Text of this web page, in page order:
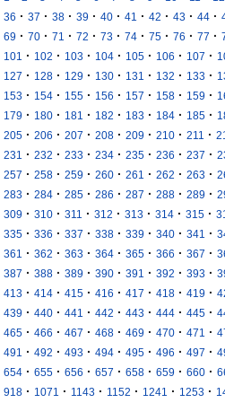
36 · 37 · 38 · 39 · 40 · 41 · 42 · 43 · 44 ·
69 · 70 · 71 · 72 · 73 · 74 · 75 · 76 · 77 ·
101
· 102 · 103 · 104 · 105 · 106 · 107 ·
127 · 128 · 129 · 130 · 131 · 132 · 133 ·
153 · 154 · 155 · 156 · 157 · 158 · 159 ·
179 · 180 · 181 · 182 · 183 · 184 · 185 ·
205 · 206 · 207 · 208 · 209 · 210 · 211 ·
231
· 232 · 233 · 234 · 235 · 236 · 237 ·
257 · 258 · 259 · 260 · 261 · 262 · 263 ·
283 · 284 · 285 · 286 · 287 · 288 · 289 ·
309 · 310 · 311 · 312 · 313 · 314 · 315 ·
335 · 336 · 337 · 338 · 339 · 340 · 341 ·
361
· 362 · 363 · 364 · 365 · 366 · 367 ·
387 · 388 · 389 · 390 · 391 · 392 · 393 ·
413 · 414 · 415 · 416 · 417 · 418 · 419 ·
439 · 440 · 441 · 442 · 443 · 444 · 445 ·
465 · 466 · 467 · 468 · 469 · 470 · 471 ·
491
· 492 · 493 · 494 · 495 · 496 · 497 ·
654 · 655 · 656 · 657 · 658 · 659 · 660 ·
918 · 1071 · 1143 · 1152 · 1241 · 1253 ·